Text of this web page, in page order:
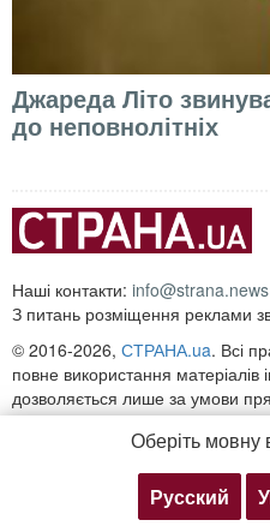
Джареда Літо
до неповнолітніх
Наші контакти: info@strana.news
З питань розміщення реклами
© 2016-2026, СТРАНА.ua. Всі
повне використання матеріалів
дозволяється лише за умови
систем гіперпосилання на
Будь-яке копіювання,
інформації, що містить
Оберіть мовну
Русский